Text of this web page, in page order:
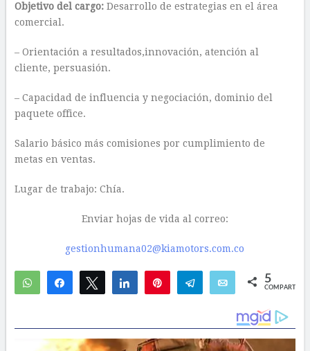
Objetivo del cargo:Desarrollo de estrategias en el área
comercial.
– Orientación a resultados,innovación, atención al
cliente, persuasión.
– Capacidad de influencia y negociación, dominio del
paquete office.​
Salario básico más comisiones por cumplimiento de
metas en ventas.
Lugar de trabajo: Chía.
Enviar hojas de vida al correo:
gestionhumana02@kiamotors.com.co
WhatsAppCompartirTwittear Compartir Telegram Email 5
COMPARTIR